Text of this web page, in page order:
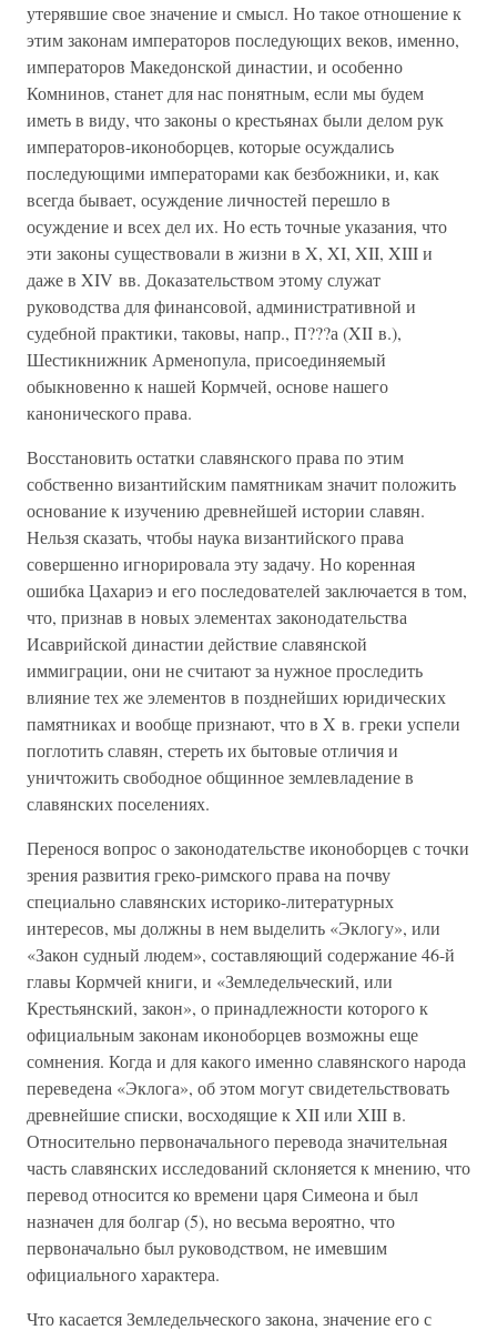
утерявшие свое значение и смысл. Но такое отношение к
этим законам императоров последующих веков, именно,
императоров Македонской династии, и особенно
Комнинов, станет для нас понятным, если мы будем
иметь в виду, что законы о крестьянах были делом рук
императоров-иконоборцев, которые осуждались
последующими императорами как безбожники, и, как
всегда бывает, осуждение личностей перешло в
осуждение и всех дел их. Но есть точные указания, что
эти законы существовали в жизни в X, XI, XII, XIII и
даже в XIV вв. Доказательством этому служат
руководства для финансовой, административной и
судебной практики, таковы, напр., П???а (XII в.),
Шестикнижник Арменопула, присоединяемый
обыкновенно к нашей Кормчей, основе нашего
канонического права.
Восстановить остатки славянского права по этим
собственно византийским памятникам значит положить
основание к изучению древнейшей истории славян.
Нельзя сказать, чтобы наука византийского права
совершенно игнорировала эту задачу. Но коренная
ошибка Цахариэ и его последователей заключается в том,
что, признав в новых элементах законодательства
Исаврийской династии действие славянской
иммиграции, они не считают за нужное проследить
влияние тех же элементов в позднейших юридических
памятниках и вообще признают, что в X в. греки успели
поглотить славян, стереть их бытовые отличия и
уничтожить свободное общинное землевладение в
славянских поселениях.
Перенося вопрос о законодательстве иконоборцев с точки
зрения развития греко-римского права на почву
специально славянских историко-литературных
интересов, мы должны в нем выделить «Эклогу», или
«Закон судный людем», составляющий содержание 46-й
главы Кормчей книги, и «Земледельческий, или
Крестьянский, закон», о принадлежности которого к
официальным законам иконоборцев возможны еще
сомнения. Когда и для какого именно славянского народа
переведена «Эклога», об этом могут свидетельствовать
древнейшие списки, восходящие к XII или XIII в.
Относительно первоначального перевода значительная
часть славянских исследований склоняется к мнению, что
перевод относится ко времени царя Симеона и был
назначен для болгар (5), но весьма вероятно, что
первоначально был руководством, не имевшим
официального характера.
Что касается Земледельческого закона, значение его с